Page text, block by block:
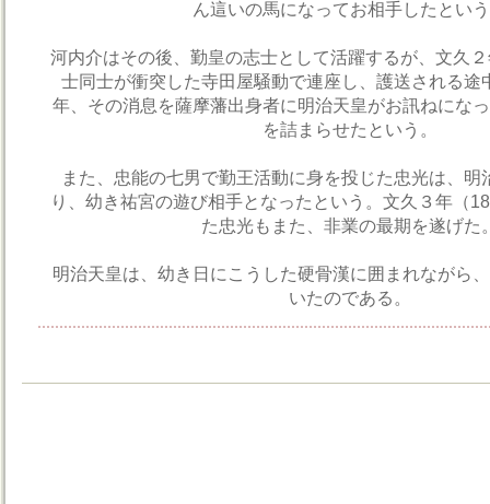
ん這いの馬になってお相手したとい
河内介はその後、勤皇の志士として活躍するが、文久
士同士が衝突した寺田屋騒動で連座し、護送される途
年、その消息を薩摩藩出身者に明治天皇がお訊ねにな
を詰まらせたという。
また、忠能の七男で勤王活動に身を投じた忠光は、明
り、幼き祐宮の遊び相手となったという。文久３年（
た忠光もまた、非業の最期を遂げた
明治天皇は、幼き日にこうした硬骨漢に囲まれながら
いたのである。